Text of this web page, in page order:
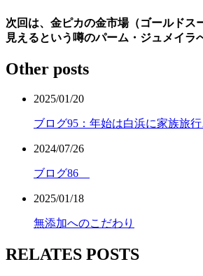
次回は、金ピカの金市場（ゴールドス
見えるという噂のパーム・ジュメイラ
Other posts
2025/01/20
ブログ95：年始は白浜に家族旅行
2024/07/26
ブログ86
2025/01/18
無添加へのこだわり
RELATES POSTS